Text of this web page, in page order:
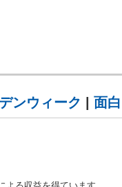
ンウィーク 面